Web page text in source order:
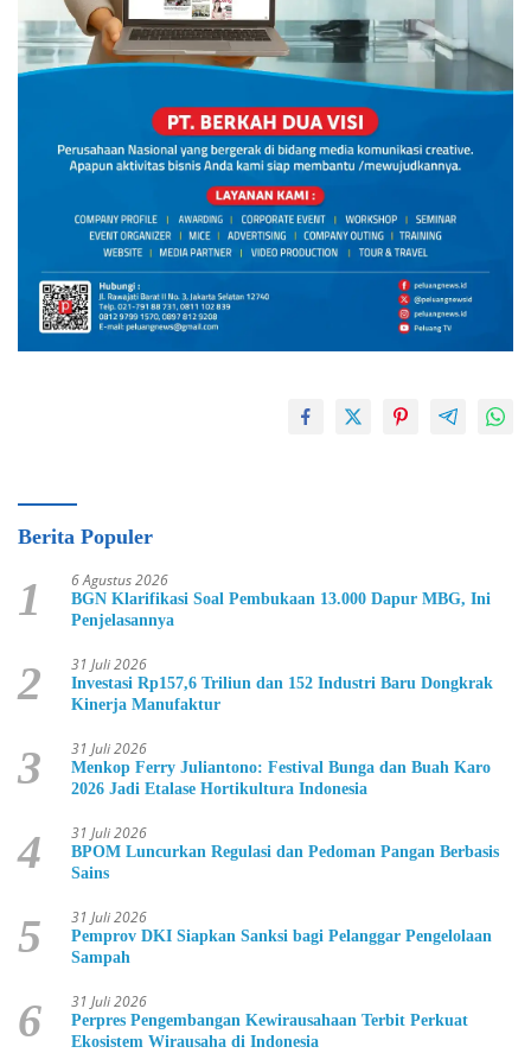
Berita Populer
1 6 Agustus 2026
BGN Klarifikasi Soal Pembukaan 13.000 Dapur MBG, Ini
Penjelasannya
2 31 Juli 2026
Investasi Rp157,6 Triliun dan 152 Industri Baru Dongkrak
Kinerja Manufaktur
3 31 Juli 2026
Menkop Ferry Juliantono: Festival Bunga dan Buah Karo
2026 Jadi Etalase Hortikultura Indonesia
4 31 Juli 2026
BPOM Luncurkan Regulasi dan Pedoman Pangan Berbasis
Sains
5 31 Juli 2026
Pemprov DKI Siapkan Sanksi bagi Pelanggar Pengelolaan
Sampah
6 31 Juli 2026
Perpres Pengembangan Kewirausahaan Terbit Perkuat
Ekosistem Wirausaha di Indonesia